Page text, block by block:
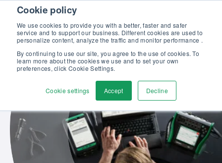
Cookie policy
We use cookies to provide you with a better, faster and safer
service and to support our business. Different cookies are used to
personalize content, analyze the traffic and monitor performance .
By continuing to use our site, you agree to the use of cookies. To
learn more about the cookies we use and to set your own
preferences, click Cookie Settings.
Cookie settings Accept Decline
Skip to content
Scopri la nostra nuova brochure Soluzioni Beamex per l’eccellenza
Contattaci